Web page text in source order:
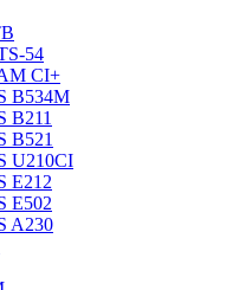
54
CI+
B534M
U210CI
E212
E502
A230